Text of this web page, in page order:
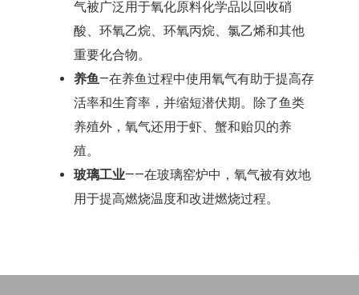
气被广泛用于氧化原料化学品以回收硝
酸、环氧乙烷、环氧丙烷、氯乙烯和其他
重要化合物。
养鱼—在养鱼过程中使用氧气有助于提高存
活率和生育率，并缩短潜伏期。除了鱼类
养殖外，氧气还用于虾、蟹和贻贝的养
殖。
玻璃工业——在玻璃窑炉中，氧气被有效地
用于提高燃烧温度和改进燃烧过程。